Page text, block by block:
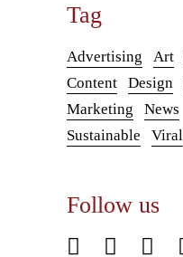
Tag
Advertising Art
Content
Design
Marketing
News
Sustainable
Viral
Follow us